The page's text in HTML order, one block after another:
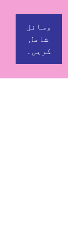
وسائل
شامل
کریں۔